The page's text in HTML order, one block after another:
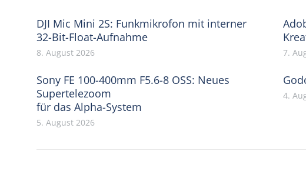
DJI Mic Mini 2S: Funkmikrofon mit interner
32-Bit-Float-Aufnahme
8. August 2026 7.
Sony FE 100-400mm F5.6-8 OSS: Neues
Supertelezoom
für das Alpha-System
5. August 2026
4.